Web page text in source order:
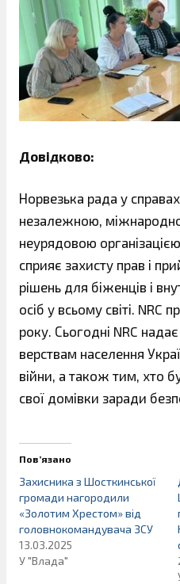
Довідково:
Норвезька рада у
незалежною,
неурядовою
сприяє захисту прав і
рішень для біженців і
осіб у всьому світі. NRC
року. Сьогодні NRC
верствам населення
війни, а також тим, хто
свої домівки заради
Пов’язано
Захисника з Шосткинської
громади нагородили
«Золотим Хрестом» від
головнокомандувача ЗСУ
13.03.2025
У "Влада"